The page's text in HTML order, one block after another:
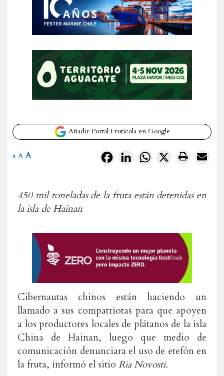
Añadir Portal Frutícola en Google
FacebookLinkedInWhatsApp
X
A A A
450 mil toneladas de la fruta están detenidas en
la isla de Hainan
Cibernautas chinos están haciendo un
llamado a sus compatriotas para que apoyen
a los productores locales de plátanos de la isla
China de Hainan, luego que medio de
comunicación denunciara el uso de etefón en
la fruta, informó el sitio Ria Novosti.